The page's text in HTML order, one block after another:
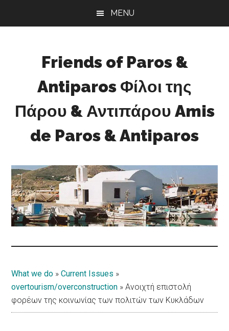
MENU
Friends of Paros &
Antiparos Φίλοι της
Πάρου & Αντιπάρου Amis
de Paros & Antiparos
development
for
Paros
&
Antiparos
What we do »Current Issues »
overtourism/overconstruction »Ανοιχτή επιστολή
φορέων της κοινωνίας των πολιτών των Κυκλάδων